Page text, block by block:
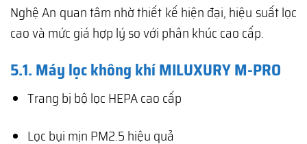
Nghệ An quan tâm nhờ thiết kế hiện đại, hiệu suất lọc
cao và mức giá hợp lý so với phân khúc cao cấp.
5.1. Máy lọc không khí MILUXURY M-PRO
Trang bị bộ lọc HEPA cao cấp
Lọc bụi mịn PM2.5 hiệu quả